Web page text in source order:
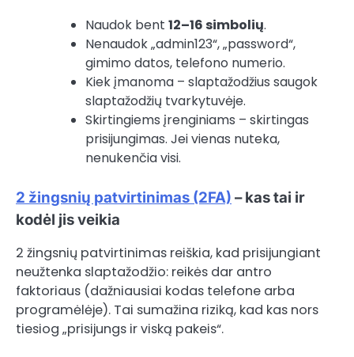
Naudok bent 12–16 simbolių.
Nenaudok „admin123“, „password“,
gimimo datos, telefono numerio.
Kiek įmanoma – slaptažodžius saugok
slaptažodžių tvarkytuvėje.
Skirtingiems įrenginiams – skirtingas
prisijungimas. Jei vienas nuteka,
nenukenčia visi.
2 žingsnių patvirtinimas (2FA) – kas tai ir
kodėl jis veikia
2 žingsnių patvirtinimas reiškia, kad prisijungiant
neužtenka slaptažodžio: reikės dar antro
faktoriaus (dažniausiai kodas telefone arba
programėlėje). Tai sumažina riziką, kad kas nors
tiesiog „prisijungs ir viską pakeis“.